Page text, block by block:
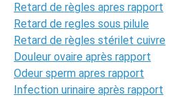
Retard de règles apres rapport
Retard de regles sous pilule
Retard de règles stérilet cuivre
Douleur ovaire après rapport
Odeur sperm apres rapport
Infection urinaire après rapport